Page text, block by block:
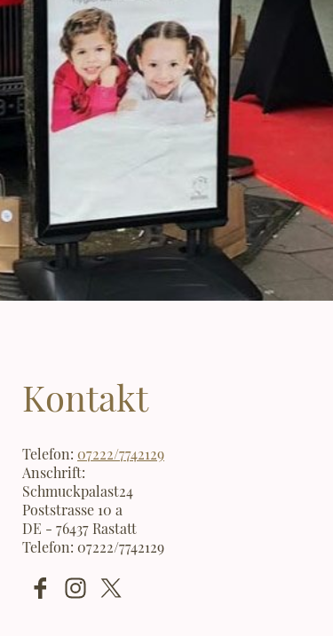
Kontakt
Telefon: 07222/7742129
Anschrift:
Schmuckpalast24
Poststrasse 10 a
DE - 76437 Rastatt
Telefon: 07222/7742129